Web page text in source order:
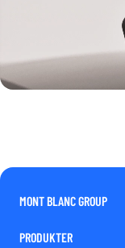
MONT BLANC GROUP
PRODUKTER